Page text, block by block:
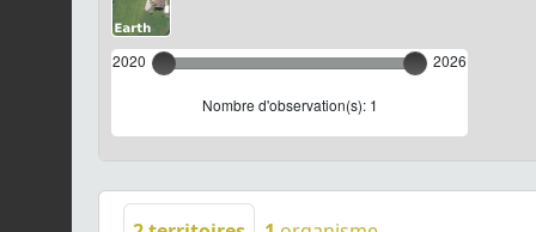
2020 2026
Nombre d'observation(s): 1